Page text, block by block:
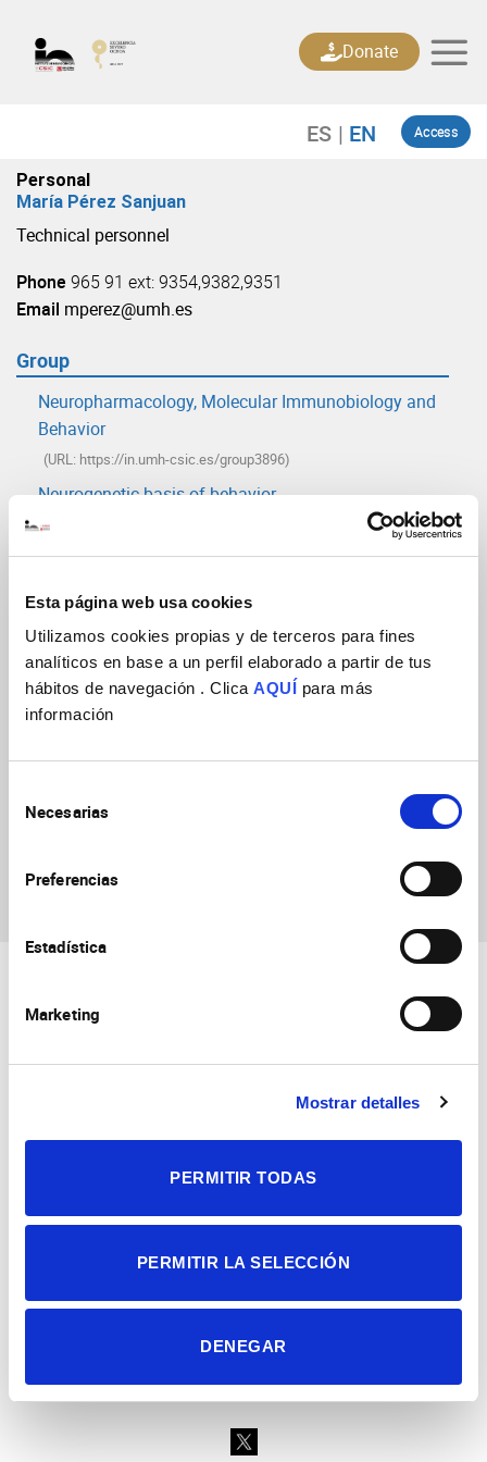
Esta página web usa cookies
Utilizamos cookies propias y de terceros para fines
analíticos en base a un perfil elaborado a partir de tus
hábitos de navegación . Clica AQUÍ para más
información
Necesarias
Preferencias
Estadística
Marketing
Mostrar detalles
PERMITIR TODAS
PERMITIR LA SELECCIÓN
DENEGAR
content
Access
Donate
Personal
María Pérez Sanjuan
Technical personnel
Phone 965 91 ext: 9354,9382,9351
Email mperez@umh.es
Group
Neuropharmacology, Molecular Immunobiology and
Behavior
(URL: https://in.umh-csic.es/group3896)
Neurogenetic basis of behavior
(URL: https://in.umh-csic.es/group3873)
Neural circuits in vision for action
(URL: https://in.umh-csic.es/group3900)
María Pérez Sanjuan
Universidad Miguel Hernández
Alicante | España
Tel. + 34 965 23 37 00
Fax + 34 965 91 95 61